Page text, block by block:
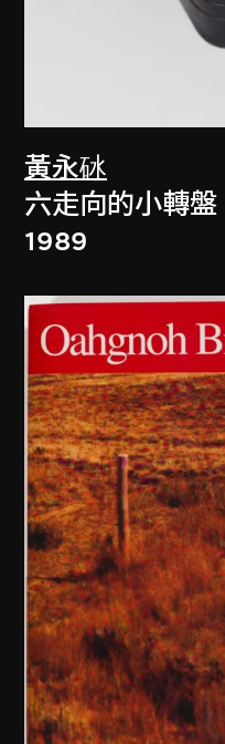
黃永砅
六走向的小轉盤
1989